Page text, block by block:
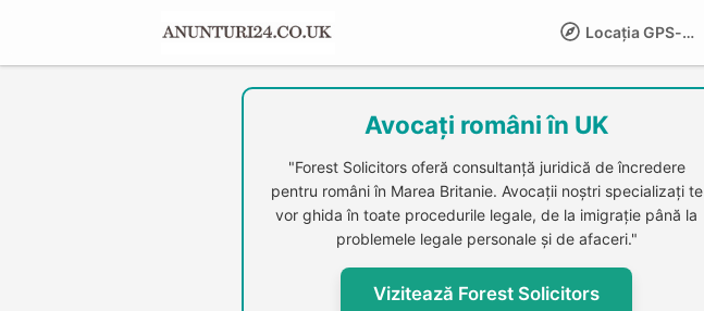
Locația GPS-LIFE
Avocați români în UK
"Forest Solicitors oferă consultanță juridică de încredere
pentru români în Marea Britanie. Avocații noștri specializați te
vor ghida în toate procedurile legale, de la imigrație până la
problemele legale personale și de afaceri."
Vizitează Forest Solicitors